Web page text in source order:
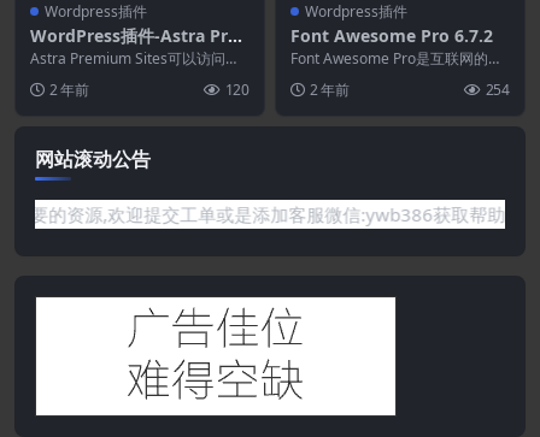
Wordpress插件
WordPress插件-Astra Pre
mium Sites 4.2.4–准备导入
入门网站
Astra Premium Sites可以访问我
们不断增长的现成完整网站库。
A...2 年前 120
Wordpress插件
Font Awesome Pro 6.7.2
Font Awesome Pro是互联网的图
标库和工具包，被数百万设计师、
开发人...
2 年前 254
网站滚动公告
你需要的资源,欢迎提交工单或是添加客服微信:ywb386获取帮